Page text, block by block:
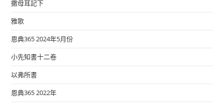
撒母耳記下
雅歌
恩典365 2024年5月份
小先知書十二卷
以弗所書
恩典365 2022年